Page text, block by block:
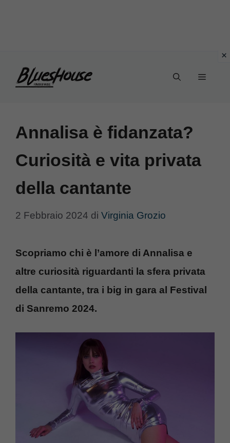
Menu
Annalisa è fidanzata?
Curiosità e vita privata
della cantante
2 Febbraio 2024 di Virginia Grozio
Scopriamo chi è l’amore di Annalisa e
altre curiosità riguardanti la sfera privata
della cantante, tra i big in gara al Festival
di Sanremo 2024.